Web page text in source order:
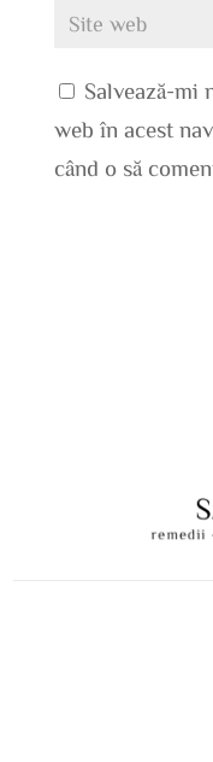
Salvează-mi
web în acest
când o să